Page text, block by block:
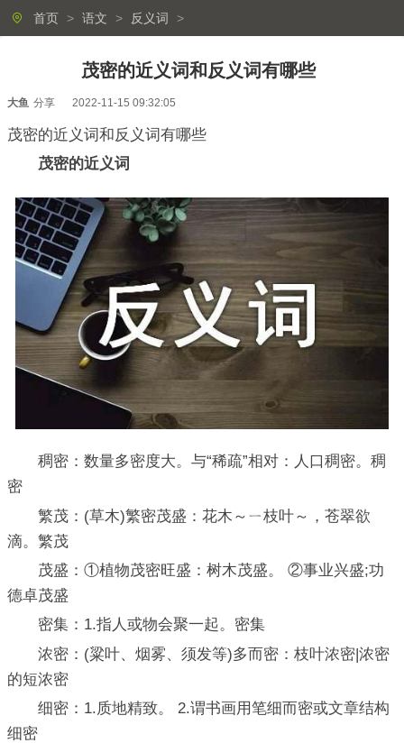
首页 > 语文 > 反义词 >
茂密的近义词和反义词有哪些
大鱼 分享 2022-11-15 09:32:05
茂密的近义词和反义词有哪些
茂密的近义词
稠密：数量多密度大。与“稀疏”相对：人口稠密。稠
密
繁茂：(草木)繁密茂盛：花木～ㄧ枝叶～，苍翠欲
滴。繁茂
茂盛：①植物茂密旺盛：树木茂盛。 ②事业兴盛;功
德卓茂盛
密集：1.指人或物会聚一起。密集
浓密：(粱叶、烟雾、须发等)多而密：枝叶浓密|浓密
的短浓密
细密：1.质地精致。 2.谓书画用笔细而密或文章结构
细密